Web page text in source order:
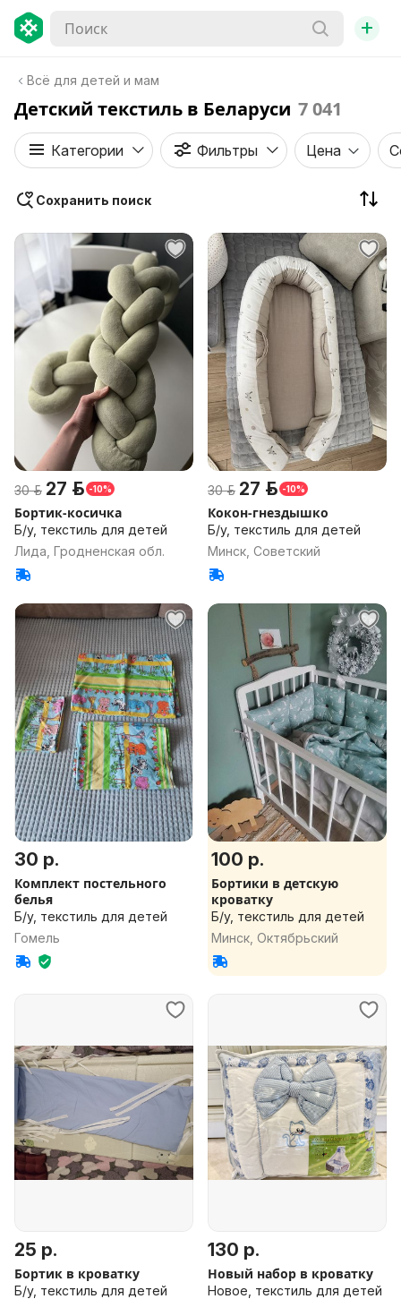
+
Всё для детей и мам
Детский текстиль в Беларуси 7 041
Категории Фильтры Цена
Сохранить поиск
30 р. 27 р. -10%
Бортик-косичка
Б/у, текстиль для детей
Лида, Гродненская обл.
30 р. 27 р. -10%
Кокон-гнездышко
Б/у, текстиль для детей
Минск, Советский
30 р.
Комплект постельного
белья
Б/у, текстиль для детей
Гомель
100 р.
Бортики в детскую
кроватку
Б/у, текстиль для детей
Минск, Октябрьский
25 р.
Бортик в кроватку
Б/у, текстиль для детей
130 р.
Новый набор в кроватку
Новое, текстиль для детей